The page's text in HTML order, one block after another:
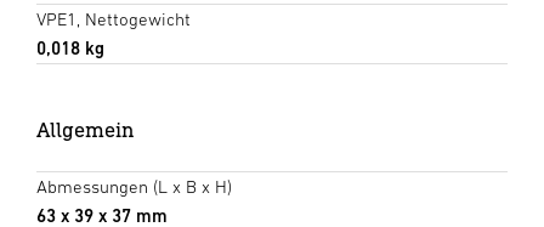
VPE1, Nettogewicht
0,018 kg
Allgemein
Abmessungen (L x B x H)
63 x 39 x 37 mm